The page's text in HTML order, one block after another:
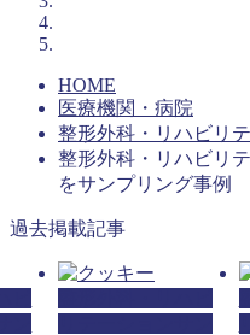
HOME
医療機関・病院
整形外科・リハビリ
整形外科・リハビリ
をサンプリング事例
過去掲載記事